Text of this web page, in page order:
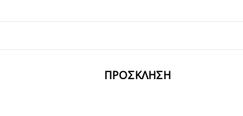
ΠΡΟΣΚΛΗΣΗ